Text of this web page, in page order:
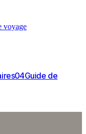
voyage
04Guide de